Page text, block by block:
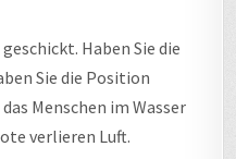
Haben Sie die
Sie die Position
Menschen im Wasser
verlieren Luft.